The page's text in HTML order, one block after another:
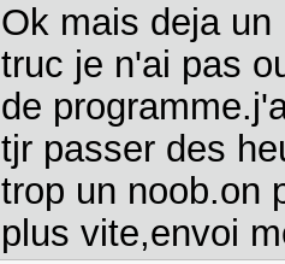
Ok mais deja un
truc je n'ai pas
de
tjr passer des
trop un noob.on
plus vite,envoi